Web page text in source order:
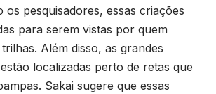
os pesquisadores, essas criações
para serem vistas por quem
Além disso, as grandes
localizadas perto de retas que
Sakai sugere que essas